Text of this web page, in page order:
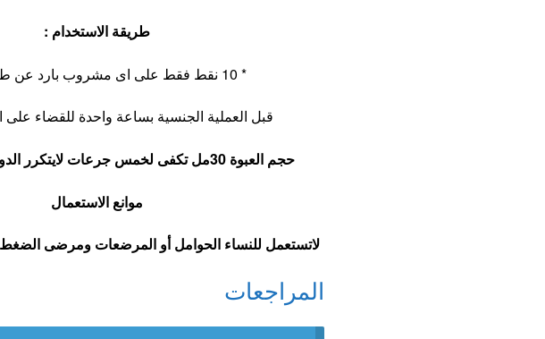
طريقة الاستخدام :
* 10 نقط فقط على اى مشروب بارد عن طريق الفم
قبل العملية الجنسية بساعة واحدة للقضاء على
حجم العبوة 30مل تكفى لخمس جرعات لايتكرر الدواء خلال 48 ساعة
موانع الاستعمال
لاتستعمل للنساء الحوامل أو المرضعات ومرضى الضغط
المراجعات